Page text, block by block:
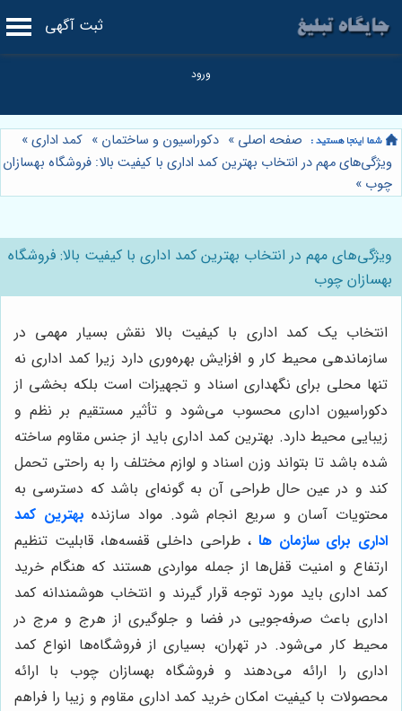
ثبت آگهی
صفحه اصلی » دکوراسیون و ساختمان » کمد اداری»
ویژگی‌های مهم در انتخاب بهترین کمد اداری با کیفیت بالا: فروشگاه بهسازان
چوب »
ویژگی‌های مهم در انتخاب بهترین کمد اداری با کیفیت بالا: فروشگاه
بهسازان چوب
انتخاب یک کمد اداری با کیفیت بالا نقش بسیار مهمی در
سازماندهی محیط کار و افزایش بهره‌وری دارد زیرا کمد اداری نه
تنها محلی برای نگهداری اسناد و تجهیزات است بلکه بخشی از
دکوراسیون اداری محسوب می‌شود و تأثیر مستقیم بر نظم و
زیبایی محیط دارد. بهترین کمد اداری باید از جنس مقاوم ساخته
شده باشد تا بتواند وزن اسناد و لوازم مختلف را به راحتی تحمل
کند و در عین حال طراحی آن به گونه‌ای باشد که دسترسی به
محتویات آسان و سریع انجام شود. مواد سازنده بهترین کمد
اداری برای سازمان‌ ها ، طراحی داخلی قفسه‌ها، قابلیت تنظیم
ارتفاع و امنیت قفل‌ها از جمله مواردی هستند که هنگام خرید
کمد اداری باید مورد توجه قرار گیرند و انتخاب هوشمندانه کمد
اداری باعث صرفه‌جویی در فضا و جلوگیری از هرج و مرج در
محیط کار می‌شود. در تهران، بسیاری از فروشگاه‌ها انواع کمد
اداری را ارائه می‌دهند و فروشگاه بهسازان چوب با ارائه
محصولات با کیفیت امکان خرید کمد اداری مقاوم و زیبا را فراهم